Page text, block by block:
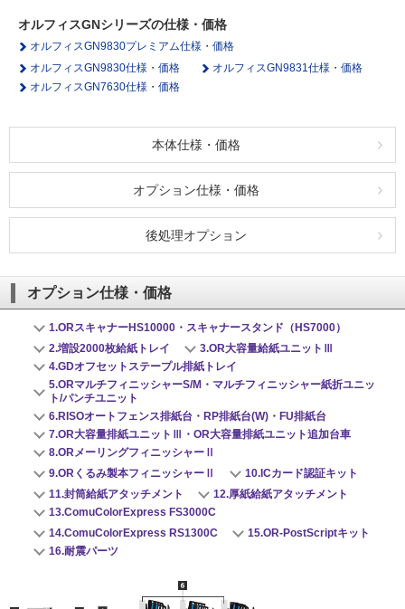
オルフィスGNシリーズの仕様・価格
オルフィスGN9830プレミアム仕様・価格
オルフィスGN9830仕様・価格
オルフィスGN9831仕様・価格
オルフィスGN7630仕様・価格
本体仕様・価格
オプション仕様・価格
後処理オプション
オプション仕様・価格
1.ORスキャナーHS10000・スキャナースタンド（HS7000）
2.増設2000枚給紙トレイ
3.OR大容量給紙ユニットⅢ
4.GDオフセットステープル排紙トレイ
5.ORマルチフィニッシャーS/M・マルチフィニッシャー紙折ユニッ
ト/パンチユニット
6.RISOオートフェンス排紙台・RP排紙台(W)・FU排紙台
7.OR大容量排紙ユニットⅢ・OR大容量排紙ユニット追加台車
8.ORメーリングフィニッシャーⅡ
9.ORくるみ製本フィニッシャーⅡ
10.ICカード認証キット
11.封筒給紙アタッチメント
12.厚紙給紙アタッチメント
13.ComuColorExpress FS3000C
14.ComuColorExpress RS1300C
15.OR-PostScriptキット
16.耐震パーツ